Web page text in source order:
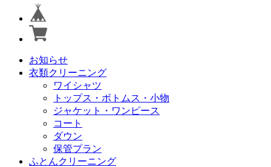
お知らせ
衣類クリーニング
ワイシャツ
トップス・ボトムス・小物
ジャケット・ワンピース
コート
ダウン
保管プラン
ふとんクリーニング